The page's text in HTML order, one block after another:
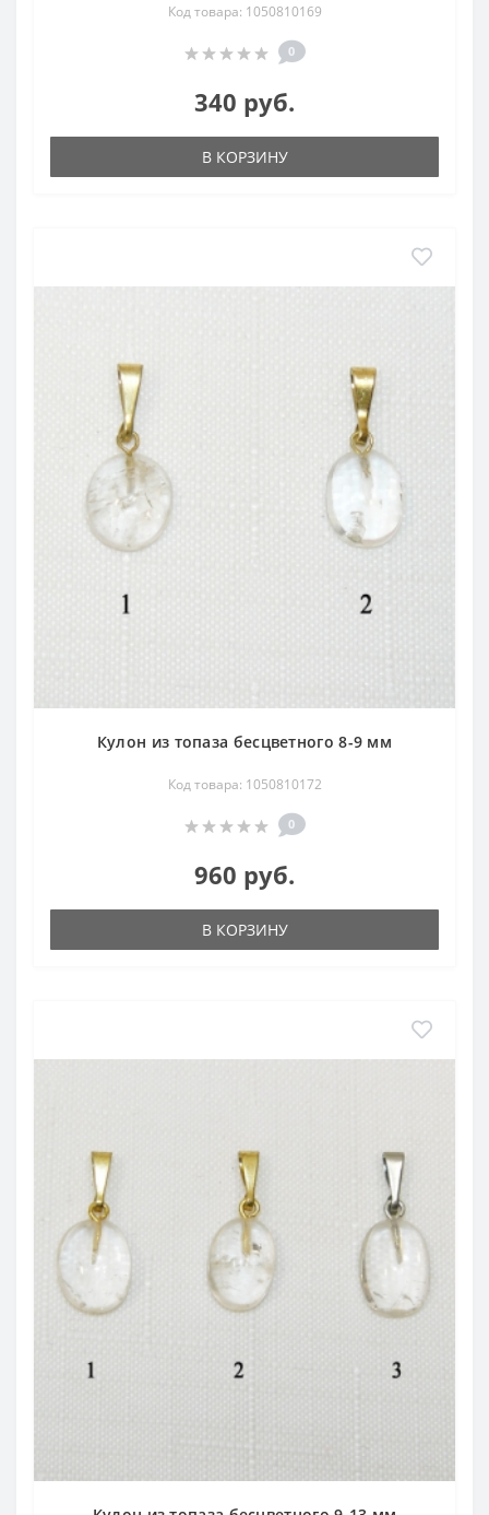
Код товара: 1050810169
0
340 руб.
В КОРЗИНУ
Кулон из топаза бесцветного 8-9 мм
Код товара: 1050810172
0
960 руб.
В КОРЗИНУ